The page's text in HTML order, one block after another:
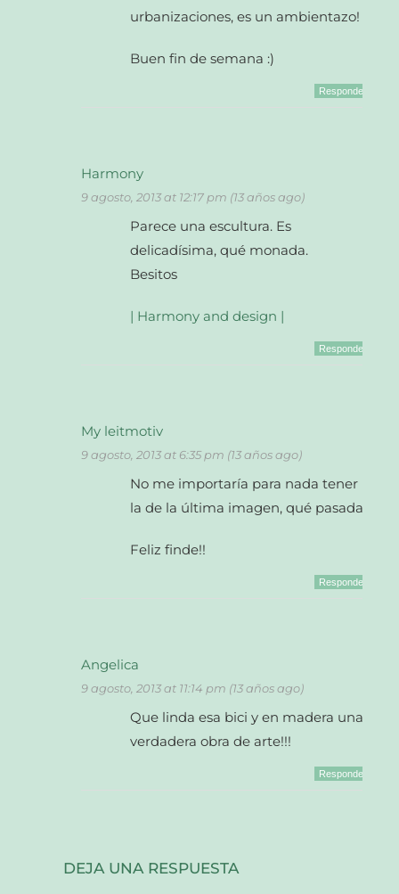
urbanizaciones, es un ambientazo!
Buen fin de semana :)
Responder
Harmony
9 agosto, 2013 at 12:17 pm (13 años ago)
Parece una escultura. Es
delicadísima, qué monada.
Besitos
| Harmony and design |
Responder
My leitmotiv
9 agosto, 2013 at 6:35 pm (13 años ago)
No me importaría para nada tener
la de la última imagen, qué pasada!!
Feliz finde!!
Responder
Angelica
9 agosto, 2013 at 11:14 pm (13 años ago)
Que linda esa bici y en madera una
verdadera obra de arte!!!
Responder
DEJA UNA RESPUESTA